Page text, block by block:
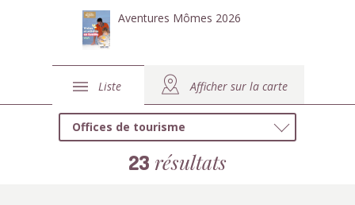
Aventures Mômes 2026
Liste Afficher sur la carte
Offices de tourisme
23 résultats